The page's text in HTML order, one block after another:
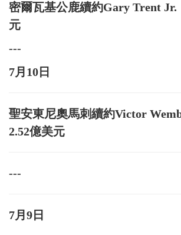
密爾瓦基公鹿續約Gary Trent Jr.
元
---
7月10日
聖安東尼奧馬刺續約Victor
2.52億美元
---
7月9日